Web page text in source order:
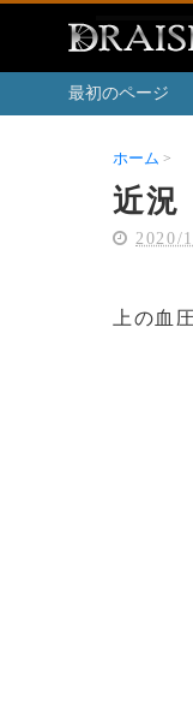
最初のページ
ホーム
近況
2020/
上の血